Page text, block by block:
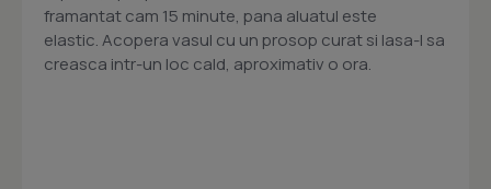
framantat cam 15 minute, pana aluatul este
elastic. Acopera vasul cu un prosop curat si lasa-l sa
creasca intr-un loc cald, aproximativ o ora.